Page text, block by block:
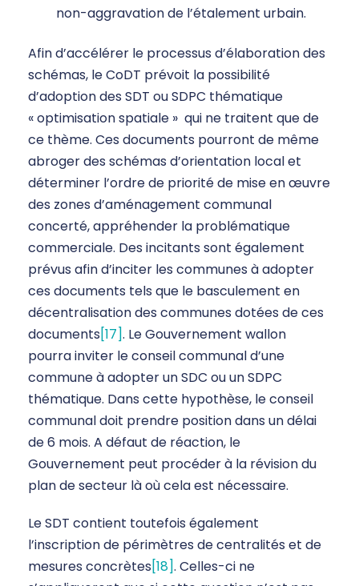
non-aggravation de l’étalement urbain.
Afin d’accélérer le processus d’élaboration des
schémas, le CoDT prévoit la possibilité
d’adoption des SDT ou SDPC thématique
« optimisation spatiale » qui ne traitent que de
ce thème. Ces documents pourront de même
abroger des schémas d’orientation local et
déterminer l’ordre de priorité de mise en œuvre
des zones d’aménagement communal
concerté, appréhender la problématique
commerciale. Des incitants sont également
prévus afin d’inciter les communes à adopter
ces documents tels que le basculement en
décentralisation des communes dotées de ces
documents[17]. Le Gouvernement wallon
pourra inviter le conseil communal d’une
commune à adopter un SDC ou un SDPC
thématique. Dans cette hypothèse, le conseil
communal doit prendre position dans un délai
de 6 mois. A défaut de réaction, le
Gouvernement peut procéder à la révision du
plan de secteur là où cela est nécessaire.
Le SDT contient toutefois également
l’inscription de périmètres de centralités et de
mesures concrètes[18]. Celles-ci ne